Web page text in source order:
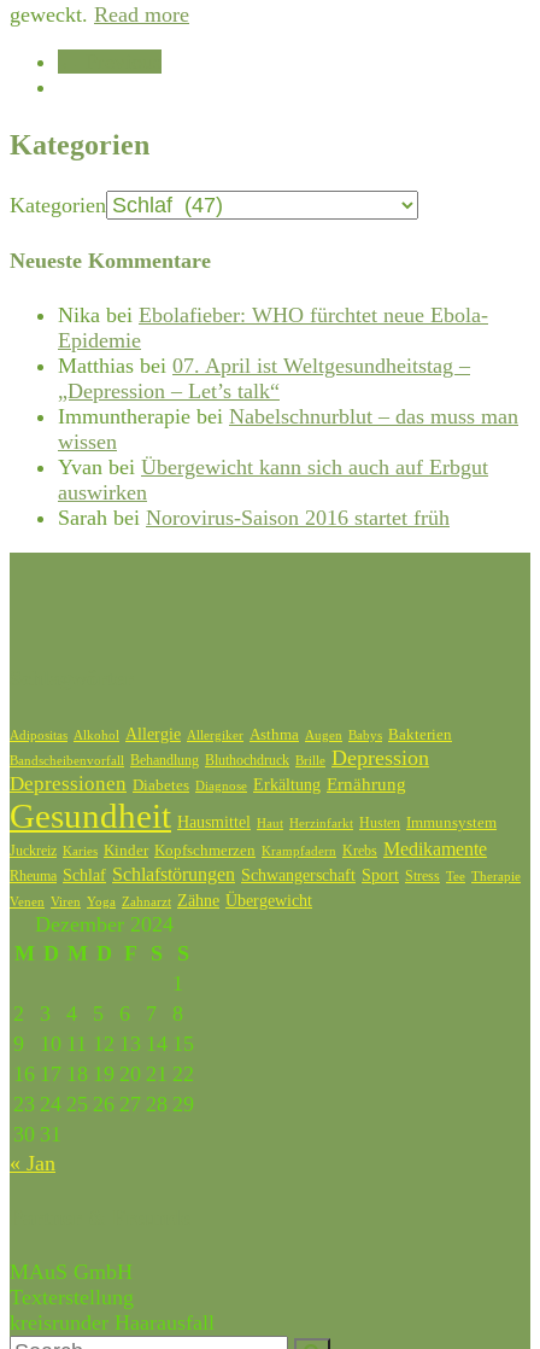
geweckt. Read more
Kategorien
Kategorien
Neueste Kommentare
Nika bei Ebolafieber: WHO fürchtet neue Ebola-
Epidemie
Matthias bei 07. April ist Weltgesundheitstag –
„Depression – Let’s talk“
Immuntherapie bei Nabelschnurblut – das muss man
wissen
Yvan bei Übergewicht kann sich auch auf Erbgut
auswirken
Sarah bei Norovirus-Saison 2016 startet früh
Adipositas Alkohol Allergie Allergiker Asthma Augen Babys Bakterien
Bandscheibenvorfall Behandlung Bluthochdruck Brille Depression
Depressionen Diabetes Diagnose Erkältung Ernährung
Gesundheit Hausmittel Haut Herzinfarkt Husten Immunsystem
Juckreiz Karies Kinder Kopfschmerzen Krampfadern Krebs Medikamente
Rheuma Schlaf Schlafstörungen Schwangerschaft Sport Stress Tee Therapie
Venen Viren Yoga Zahnarzt Zähne Übergewicht
Dezember 2024
M D M D F S
S
1
2
3 4 5 6 7
8
9
10 11 12 13 14 15
16 17 18 19 20 21 22
23 24 25 26 27 28 29
30 31
« Jan
MAuS GmbH
Texterstellung
kreisrunder Haarausfall